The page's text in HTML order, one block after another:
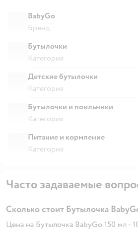
BabyGo
Бренд
Бутылочки
Категория
Детские бутылочки
Категория
Бутылочки и поильники
Категория
Питание и кормление
Категория
Часто задаваемые
Сколько стоит Бутылочка
Цена на Бутылочка BabyGo 150 мл -